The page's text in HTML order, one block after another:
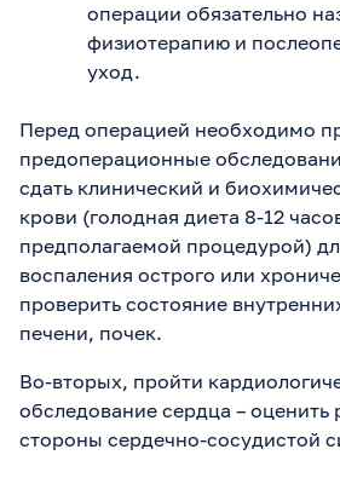
операции обязательно
физиотерапию и
уход.
Перед операцией необходимо
предоперационные
сдать клинический и
крови (голодная диета 8-12
предполагаемой процедурой)
воспаления острого или
проверить состояние
печени, почек.
Во-вторых, пройти
обследование сердца – оценить
стороны сердечно-сосудистой